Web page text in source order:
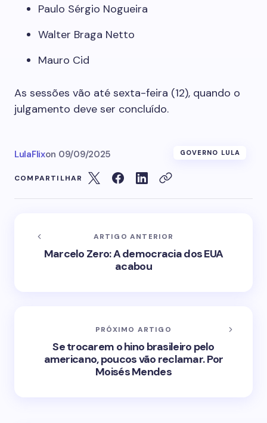
Paulo Sérgio Nogueira
Walter Braga Netto
Mauro Cid
As sessões vão até sexta-feira (12), quando o
julgamento deve ser concluído.
LulaFlixon 09/09/2025 GOVERNO LULA
COMPARTILHAR
ARTIGO ANTERIOR
Marcelo Zero: A democracia dos EUA
acabou
PRÓXIMO ARTIGO
Se trocarem o hino brasileiro pelo
americano, poucos vão reclamar. Por
Moisés Mendes